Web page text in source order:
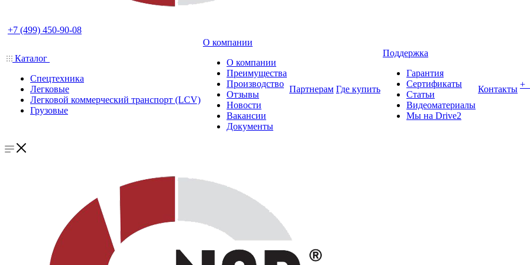
+7 (499) 450-90-08
Каталог
Спецтехника
Легковые
Легковой коммерческий транспорт (LCV)
Грузовые
О компании
О компании
Преимущества
Производство
Отзывы
Новости
Вакансии
Документы
Партнерам Где купить
Поддержка
Гарантия
Сертификаты
Статьи
Видеоматериалы
Мы на Drive2
Контакты +